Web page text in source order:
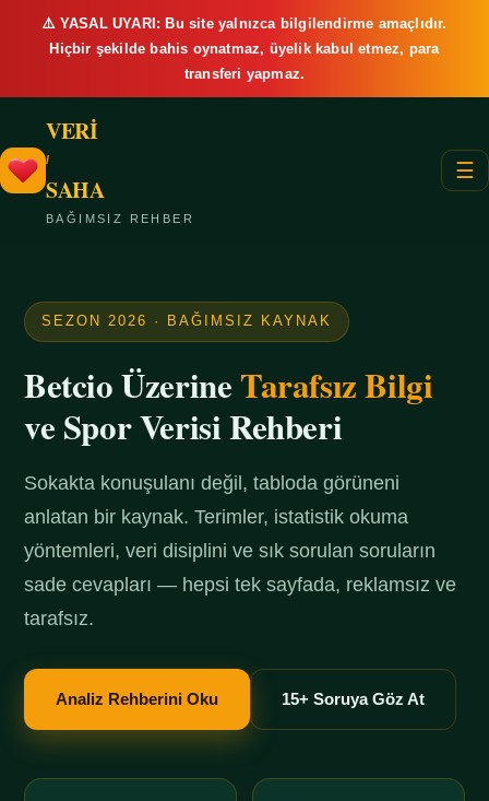
⚠️ YASAL UYARI: Bu site yalnızca bilgilendirme amaçlıdır.
Hiçbir şekilde bahis oynatmaz, üyelik kabul etmez, para
transferi yapmaz.
VERİ
/
SAHA
BAĞIMSIZ REHBER
☰
SEZON 2026 · BAĞIMSIZ KAYNAK
Betcio ÜzerineTarafsız Bilgi
ve Spor Verisi Rehberi
Sokakta konuşulanı değil, tabloda görüneni
anlatan bir kaynak. Terimler, istatistik okuma
yöntemleri, veri disiplini ve sık sorulan soruların
sade cevapları — hepsi tek sayfada, reklamsız ve
tarafsız.
Analiz Rehberini Oku 15+ Soruya Göz At